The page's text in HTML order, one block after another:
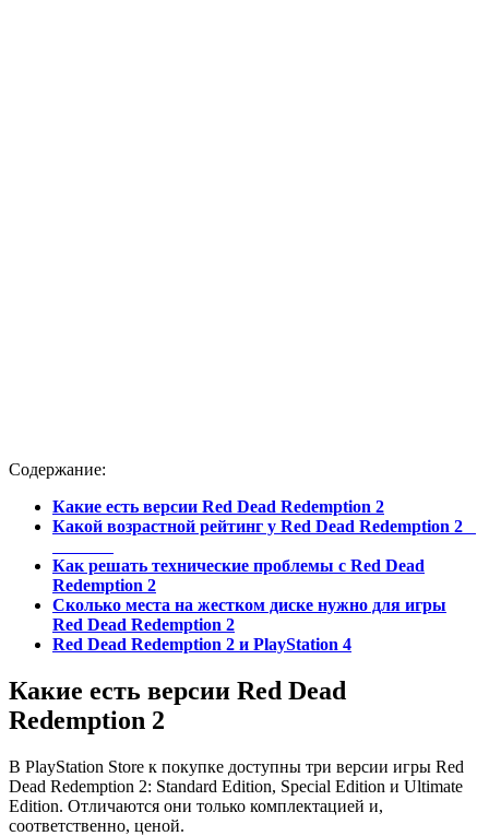
Содержание:
Какие есть версии Red Dead Redemption 2
Какой возрастной рейтинг у Red Dead Redemption 2
Как решать технические проблемы с Red Dead
Redemption 2
Сколько места на жестком диске нужно для игры
Red Dead Redemption 2
Red Dead Redemption 2 и PlayStation 4
Какие есть версии Red Dead
Redemption 2
В PlayStation Store к покупке доступны три версии игры Red
Dead Redemption 2: Standard Edition, Special Edition и Ultimate
Edition. Отличаются они только комплектацией и,
соответственно, ценой.